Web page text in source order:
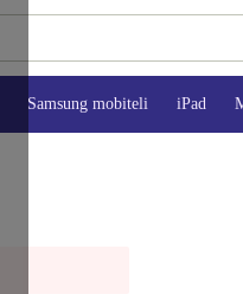
Samsung mobiteli iPad